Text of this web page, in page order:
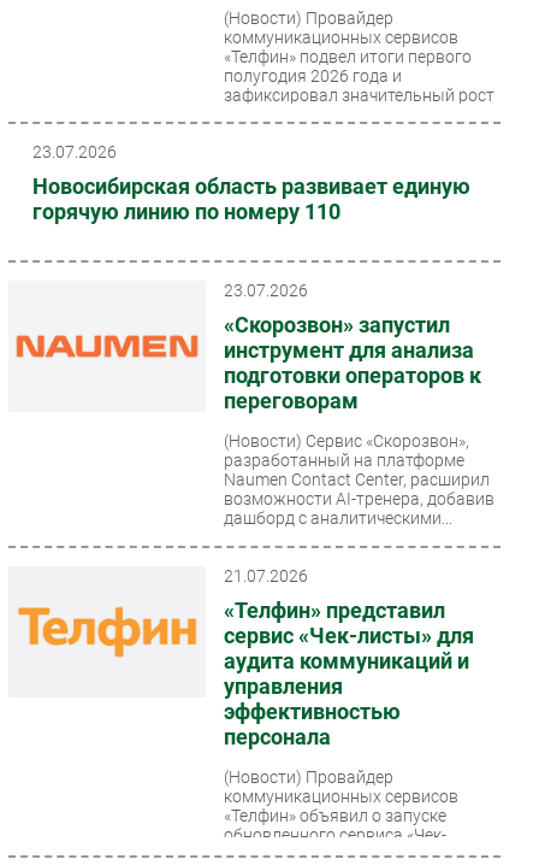
Тестовый стенд
Каталог компаний
(Новости) Провайдер
коммуникационных сервисов
«Телфин» подвел итоги первого
полугодия 2026 года и
зафиксировал значительный рост
23.07.2026
Новосибирская область развивает единую
горячую линию по номеру 110
23.07.2026
«Скорозвон» запустил
инструмент для анализа
подготовки операторов к
переговорам
(Новости) Сервис «Скорозвон»,
разработанный на платформе
Naumen Contact Center, расширил
возможности AI-тренера, добавив
дашборд с аналитическими...
21.07.2026
«Телфин» представил
сервис «Чек-листы» для
аудита коммуникаций и
управления
эффективностью
персонала
(Новости) Провайдер
коммуникационных сервисов
«Телфин» объявил о запуске
обновленного сервиса «Чек-
листы» для анализа качества